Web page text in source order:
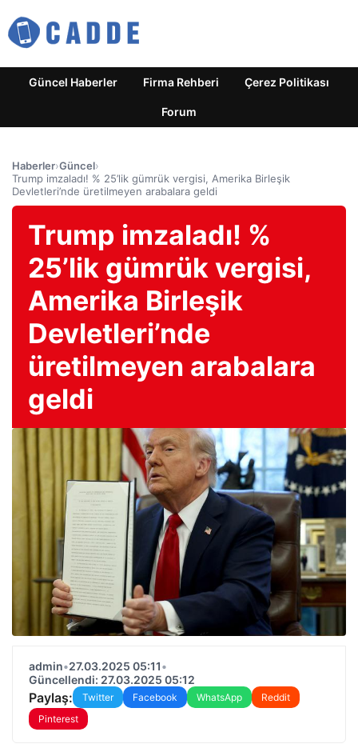
Güncel Haberler Firma Rehberi Çerez Politikası
Forum
Haberler›Güncel›
Trump imzaladı! % 25’lik gümrük vergisi, Amerika Birleşik
Devletleri’nde üretilmeyen arabalara geldi
Trump imzaladı! %
25’lik gümrük vergisi,
Amerika Birleşik
Devletleri’nde
üretilmeyen arabalara
geldi
admin•27.03.2025 05:11•
Güncellendi: 27.03.2025 05:12
Paylaş: Twitter Facebook WhatsApp
Reddit
Pinterest